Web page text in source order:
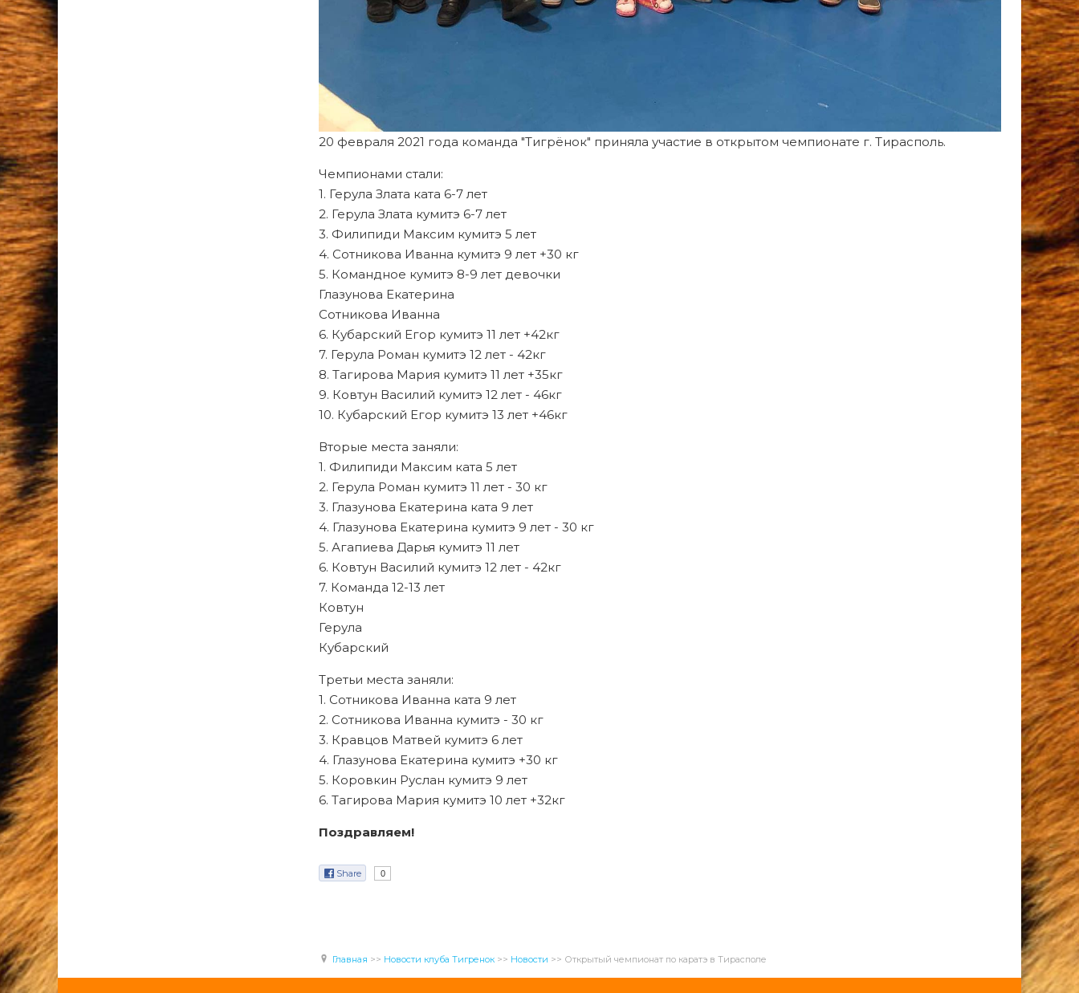
20 февраля 2021 года команда "Тигрёнок" приняла участие в открытом чемпионате г. Тирасполь.
Чемпионами стали:
1. Герула Злата ката 6-7 лет
2. Герула Злата кумитэ 6-7 лет
3. Филипиди Максим кумитэ 5 лет
4. Сотникова Иванна кумитэ 9 лет +30 кг
5. Командное кумитэ 8-9 лет девочки
Глазунова Екатерина
Сотникова Иванна
6. Кубарский Егор кумитэ 11 лет +42кг
7. Герула Роман кумитэ 12 лет - 42кг
8. Тагирова Мария кумитэ 11 лет +35кг
9. Ковтун Василий кумитэ 12 лет - 46кг
10. Кубарский Егор кумитэ 13 лет +46кг
Вторые места заняли:
1. Филипиди Максим ката 5 лет
2. Герула Роман кумитэ 11 лет - 30 кг
3. Глазунова Екатерина ката 9 лет
4. Глазунова Екатерина кумитэ 9 лет - 30 кг
5. Агапиева Дарья кумитэ 11 лет
6. Ковтун Василий кумитэ 12 лет - 42кг
7. Команда 12-13 лет
Ковтун
Герула
Кубарский
Третьи места заняли:
1. Сотникова Иванна ката 9 лет
2. Сотникова Иванна кумитэ - 30 кг
3. Кравцов Матвей кумитэ 6 лет
4. Глазунова Екатерина кумитэ +30 кг
5. Коровкин Руслан кумитэ 9 лет
6. Тагирова Мария кумитэ 10 лет +32кг
Поздравляем!
Share 0
Главная >> Новости клуба Тигренок >> Новости >> Открытый чемпионат по каратэ в Тирасполе